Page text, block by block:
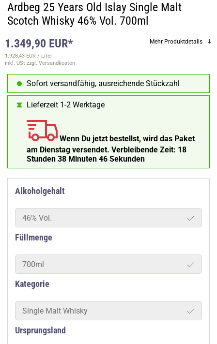
Ardbeg 25 Years Old Islay Single Malt
Scotch Whisky 46% Vol. 700ml
1.349,90 EUR*
1.928,43 EUR / Liter
inkl. USt zzgl. Versandkosten
Mehr Produktdetails
Sofort versandfähig, ausreichende Stückzahl
Lieferzeit 1-2 Werktage
Wenn Du jetzt bestellst, wird das Paket
am Dienstag versendet. Verbleibende Zeit: 18
Stunden 38 Minuten 45 Sekunden
Alkoholgehalt
46% Vol.
Füllmenge
700ml
Kategorie
Single Malt Whisky
Ursprungsland